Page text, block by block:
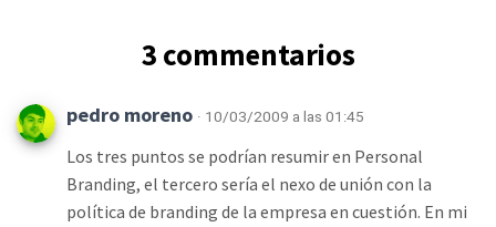
3 commentarios
pedro moreno · 10/03/2009 a las 01:45
Los tres puntos se podrían resumir en Personal
Branding, el tercero sería el nexo de unión con la
política de branding de la empresa en cuestión. En mi